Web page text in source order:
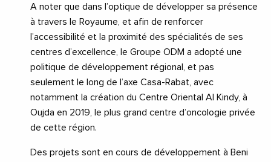
A noter que dans l’optique de développer sa présence
à travers le Royaume, et afin de renforcer
l’accessibilité et la proximité des spécialités de ses
centres d’excellence, le Groupe ODM a adopté une
politique de développement régional, et pas
seulement le long de l’axe Casa-Rabat, avec
notamment la création du Centre Oriental Al Kindy, à
Oujda en 2019, le plus grand centre d’oncologie privée
de cette région.
Des projets sont en cours de développement à Beni